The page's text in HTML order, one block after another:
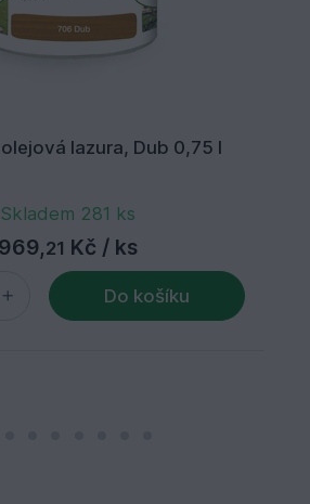
lazura, Dub 0,75 l
Skladem 281 ks
969,21 Kč / ks
Do košíku